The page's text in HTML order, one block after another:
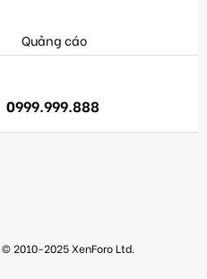
Quảng cáo
0999.999.888
© 2010-2025 XenForo Ltd.